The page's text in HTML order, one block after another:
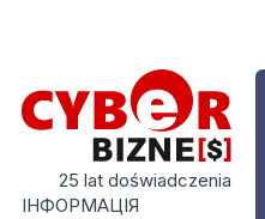
25 lat doświadczenia
ІНФОРМАЦІЯ